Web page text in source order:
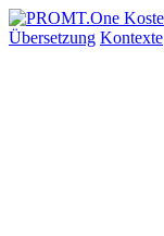
Übersetzung Kontexte